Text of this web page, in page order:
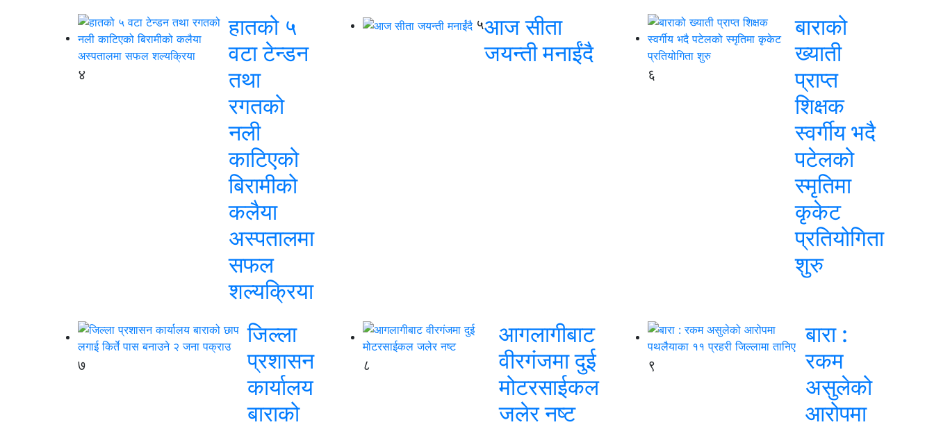
४
हातको ५
वटा टेन्डन
तथा
रगतको
नली
काटिएको
बिरामीको
कलैया
अस्पतालमा
सफल
शल्यक्रिया
५आज सीता
जयन्ती मनाईंदै
६
बाराको
ख्याती
प्राप्त
शिक्षक
स्वर्गीय भदै
पटेलको
स्मृतिमा
कृकेट
प्रतियोगिता
शुरु
७
जिल्ला
प्रशासन
कार्यालय
बाराको
८
आगलागीबाट
वीरगंजमा दुई
मोटरसाईकल
जलेर नष्ट
९
बारा :
रकम
असुलेको
आरोपमा